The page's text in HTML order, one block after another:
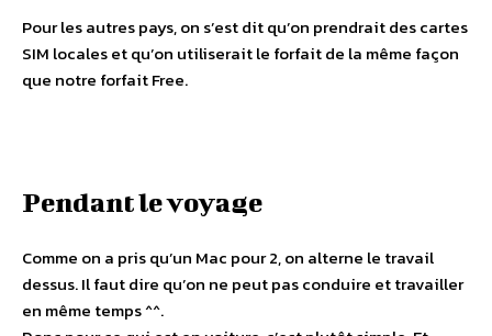
Pour les autres pays, on s’est dit qu’on prendrait des cartes
SIM locales et qu’on utiliserait le forfait de la même façon
que notre forfait Free.
Pendant le voyage
Comme on a pris qu’un Mac pour 2, on alterne le travail
dessus. Il faut dire qu’on ne peut pas conduire et travailler
en même temps ^^.